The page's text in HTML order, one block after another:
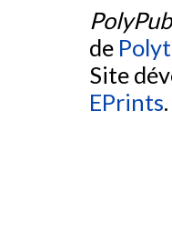
de
Site
EPrints.